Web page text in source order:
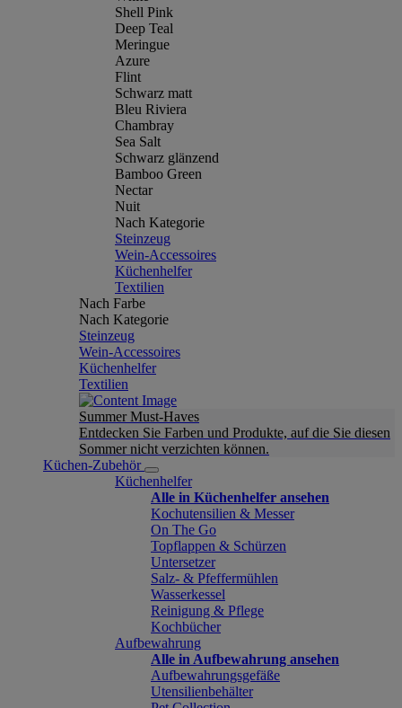
Shell Pink
Deep Teal
Meringue
Azure
Flint
Schwarz matt
Bleu Riviera
Chambray
Sea Salt
Schwarz glänzend
Bamboo Green
Nectar
Nuit
Nach Kategorie
Steinzeug
Wein-Accessoires
Küchenhelfer
Textilien
Nach Farbe
Nach Kategorie
Steinzeug
Wein-Accessoires
Küchenhelfer
Textilien
Summer Must-Haves
Entdecken Sie Farben und Produkte, auf die Sie diesen
Sommer nicht verzichten können.
Küchen-Zubehör
Küchenhelfer
Alle in Küchenhelfer ansehen
Kochutensilien & Messer
On The Go
Topflappen & Schürzen
Untersetzer
Salz- & Pfeffermühlen
Wasserkessel
Reinigung & Pflege
Kochbücher
Aufbewahrung
Alle in Aufbewahrung ansehen
Aufbewahrungsgefäße
Utensilienbehälter